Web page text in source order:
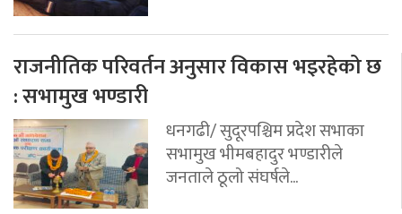
राजनीतिक परिवर्तन अनुसार विकास भइरहेको छ
: सभामुख भण्डारी
धनगढी/ सुदूरपश्चिम प्रदेश सभाका
सभामुख भीमबहादुर भण्डारीले
जनताले ठूलो संघर्षले...